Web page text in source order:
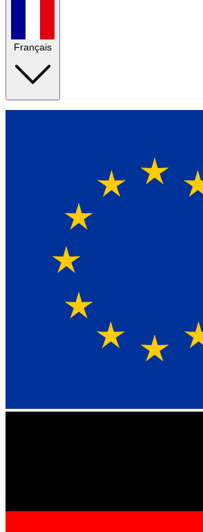
Français